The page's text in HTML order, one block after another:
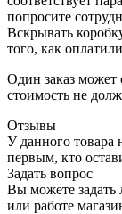
попросите
Вскрывать
того, как оплатили
Один заказ может
стоимость не
Отзывы
У данного товара
первым, кто
Задать вопрос
Вы можете задать
или работе